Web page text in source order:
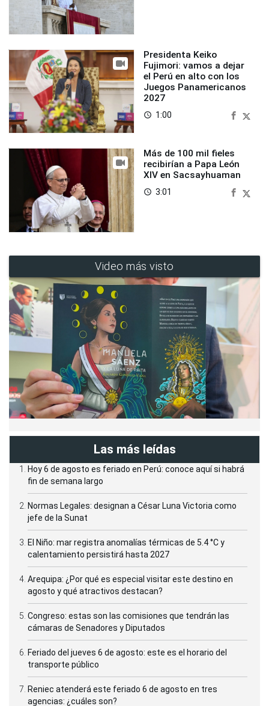
Presidenta Keiko
Fujimori: vamos a dejar
el Perú en alto con los
Juegos Panamericanos
2027
access_time 1:00
Más de 100 mil fieles
recibirían a Papa León
XIV en Sacsayhuaman
access_time 3:01
Video más visto
Las más leídas
Hoy 6 de agosto es feriado en Perú: conoce aquí si habrá
fin de semana largo
Normas Legales: designan a César Luna Victoria como
jefe de la Sunat
El Niño: mar registra anomalías térmicas de 5.4 °C y
calentamiento persistirá hasta 2027
Arequipa: ¿Por qué es especial visitar este destino en
agosto y qué atractivos destacan?
Congreso: estas son las comisiones que tendrán las
cámaras de Senadores y Diputados
Feriado del jueves 6 de agosto: este es el horario del
transporte público
Reniec atenderá este feriado 6 de agosto en tres
agencias: ¿cuáles son?